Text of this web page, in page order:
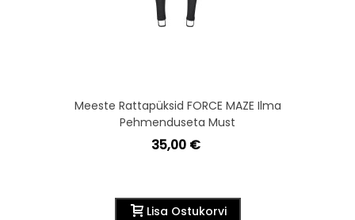
Meeste Rattapüksid FORCE MAZE Ilma
Pehmenduseta Must
35,00 €
Lisa Ostukorvi